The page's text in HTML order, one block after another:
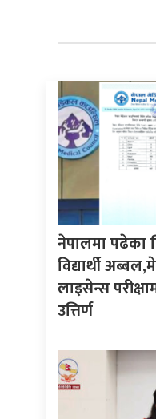
नेपालमा पढेका
विद्यार्थी
लाइसेन्स
उत्तिर्ण